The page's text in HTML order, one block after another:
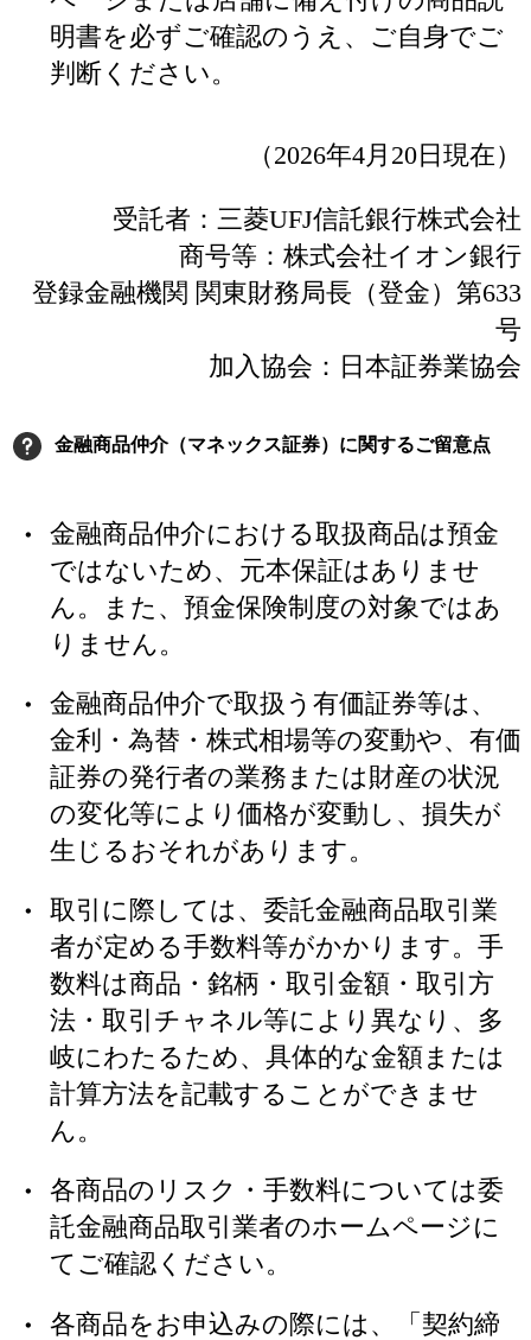
明書を必ずご確認のうえ、ご自身でご
判断ください。
（2026年4月20日現在）
受託者：三菱UFJ信託銀行株式会社
商号等：株式会社イオン銀行
登録金融機関 関東財務局長（登金）第633
号
加入協会：日本証券業協会
金融商品仲介（マネックス証券）に関するご留意点
金融商品仲介における取扱商品は預金
ではないため、元本保証はありませ
ん。また、預金保険制度の対象ではあ
りません。
金融商品仲介で取扱う有価証券等は、
金利・為替・株式相場等の変動や、有価
証券の発行者の業務または財産の状況
の変化等により価格が変動し、損失が
生じるおそれがあります。
取引に際しては、委託金融商品取引業
者が定める手数料等がかかります。手
数料は商品・銘柄・取引金額・取引方
法・取引チャネル等により異なり、多
岐にわたるため、具体的な金額または
計算方法を記載することができませ
ん。
各商品のリスク・手数料については委
託金融商品取引業者のホームページに
てご確認ください。
各商品をお申込みの際には、「契約締